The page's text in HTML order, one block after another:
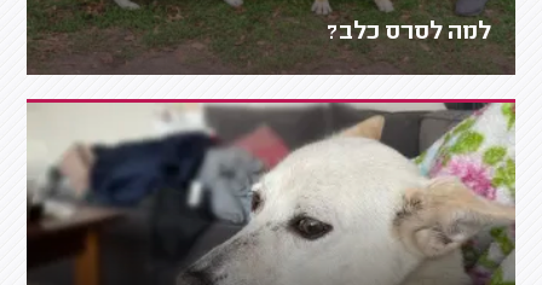
למה לסרס כלב?